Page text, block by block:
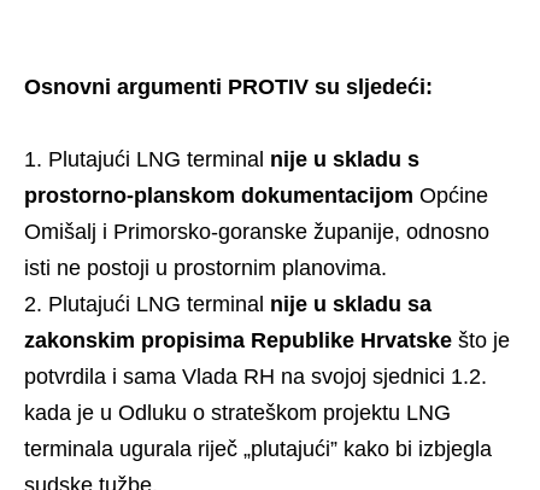
Osnovni argumenti PROTIV su sljedeći:
Plutajući LNG terminal nije u skladu s
prostorno-planskom dokumentacijom Općine
Omišalj i Primorsko-goranske županije, odnosno
isti ne postoji u prostornim planovima.
Plutajući LNG terminal nije u skladu sa
zakonskim propisima Republike Hrvatske što je
potvrdila i sama Vlada RH na svojoj sjednici 1.2.
kada je u Odluku o strateškom projektu LNG
terminala ugurala riječ „plutajući” kako bi izbjegla
sudske tužbe.